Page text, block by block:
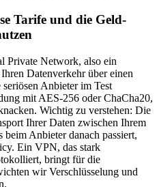
Tarife und die Geld-
Private Network, also ein
Datenverkehr über einen
Anbieter im Test
mit AES-256 oder ChaCha20,
Wichtig zu verstehen: Die
Ihrer Daten zwischen Ihrem
Anbieter danach passiert,
Ein VPN, das stark
bringt für die
wir Verschlüsselung und
auf